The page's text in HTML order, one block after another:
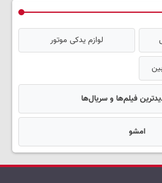
لوازم یدکی موتور
فیلم‌ها و سریال‌ها
امشو